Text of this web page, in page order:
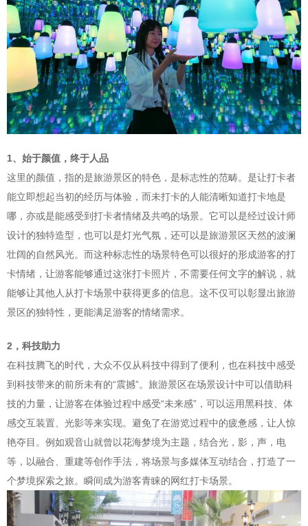
1、始于颜值，终于人品
这里的颜值，指的是旅游景区的特色，是标志性的范畴。是让打卡者
能立即想起当初的经历与体验，而未打卡的人能清晰知道打卡地是
哪，亦或是能感受到打卡者情绪及共鸣的场景。它可以是经过设计师
设计的独特造型，也可以是灯光气氛，还可以是旅游景区天然的波澜
壮阔的自然风光。而这种标志性的场景特色可以很好的形成游客的打
卡情绪，让游客能够通过这张打卡照片，不需要任何文字的解说，就
能够让其他人从打卡场景中获得更多的信息。这不仅可以彰显出旅游
景区的独特性，更能满足游客的情绪需求。
2，科技助力
在科技腾飞的时代，大众不仅从科技中得到了便利，也在科技中感受
到科技带来的前所未有的“震撼”。旅游景区在场景设计中可以借助科
技的力量，让游客在体验过程中感受“未来感”，可以运用黑科技、体
感交互装置、光影等来实现。避免了在游览过程中的疲惫感，让人惊
艳夺目。例如观音山就曾以花海梦境为主题，结合光，影，声，电
等，以融合、重建等创作手法，将场景与多媒体互动结合，打造了一
个梦境探索之旅。瞬间成为游客青睐的网红打卡场景。